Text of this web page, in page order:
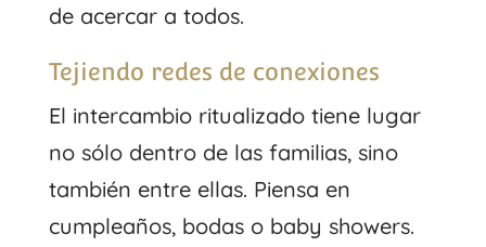
de acercar a todos.
Tejiendo redes de conexiones
El intercambio ritualizado tiene lugar
no sólo dentro de las familias, sino
también entre ellas. Piensa en
cumpleaños, bodas o baby showers.